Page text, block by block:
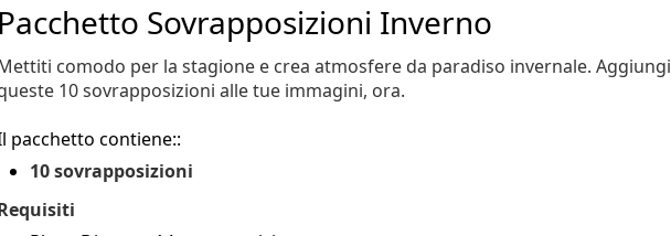
Pacchetto Sovrapposizioni Inverno
comodo per la stagione e crea atmosfere da paradiso invernale. Aggiungi
10 sovrapposizioni alle tue immagini, ora.
pacchetto contiene::
10 sovrapposizioni